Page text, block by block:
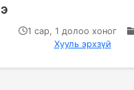
1 сар, 1 долоо хоног
Хууль эрхзүй